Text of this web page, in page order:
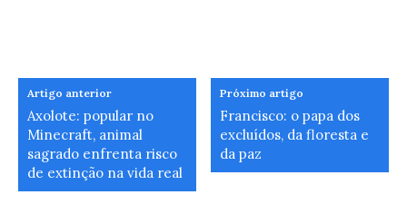
Artigo anterior
Axolote: popular no
Minecraft, animal
sagrado enfrenta risco
de extinção na vida real
Próximo artigo
Francisco: o papa dos
excluídos, da floresta e
da paz